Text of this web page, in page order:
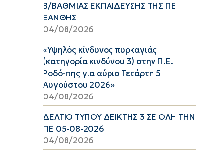
Β/ΒΑΘΜΙΑΣ ΕΚΠΑΙΔΕΥΣΗΣ ΤΗΣ ΠΕ
ΞΑΝΘΗΣ
04/08/2026
«Υψηλός κίνδυνος πυρκαγιάς
(κατηγορία κινδύνου 3) στην Π.Ε.
Ροδό-πης για αύριο Τετάρτη 5
Αυγούστου 2026»
04/08/2026
ΔΕΛΤΙΟ ΤΥΠΟΥ ΔΕΙΚΤΗΣ 3 ΣΕ ΟΛΗ ΤΗΝ
ΠΕ 05-08-2026
04/08/2026